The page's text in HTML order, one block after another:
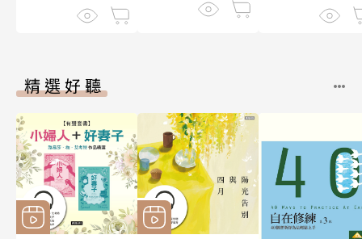
精選好聽